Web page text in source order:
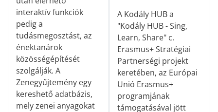
interaktív funkciók
pedig a
tudásmegosztást, az
énektanárok
közösségépítését
szolgálják. A
Zenegyűjtemény egy
kereshető adatbázis,
mely zenei anyagokat
A Kodály HUB a
"Kodály HUB - Sing,
Learn, Share" c.
Erasmus+ Stratégiai
Partnerségi projekt
keretében, az Európai
Unió Erasmus+
programjának
támogatásával jött